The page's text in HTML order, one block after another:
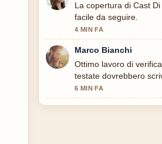
La copertura di Cast
facile da seguire.
4 MIN FA
Marco Bianchi
Ottimo lavoro di
testate dovrebbero
6 MIN FA